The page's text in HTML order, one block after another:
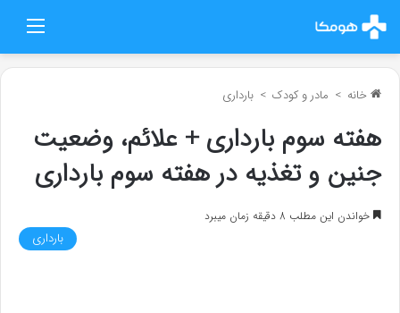
خانه > مادر و کودک > بارداری
هفته سوم بارداری + علائم، وضعیت
جنین و تغذیه در هفته سوم بارداری
خواندن این مطلب 8 دقیقه زمان میبرد
بارداری